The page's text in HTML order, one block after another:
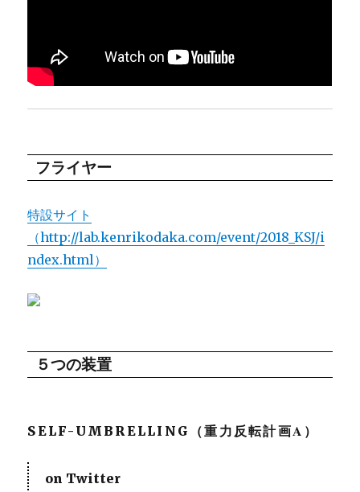
フライヤー
特設サイト
（http://lab.kenrikodaka.com/event/2018_KSJ/i
ndex.html）
５つの装置
SELF-UMBRELLING（重力反転計画Α）
on Twitter